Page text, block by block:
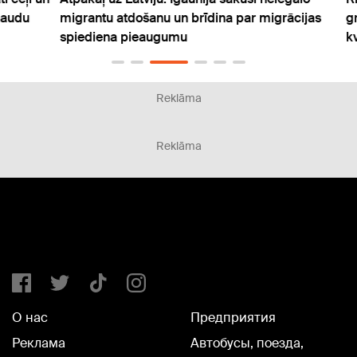
migrantu atdošanu un brīdina par migrācijas
spiediena pieaugumu
Reklāma
Reklāma
О нас
Реклама
Предприятия
Автобусы, поезда,